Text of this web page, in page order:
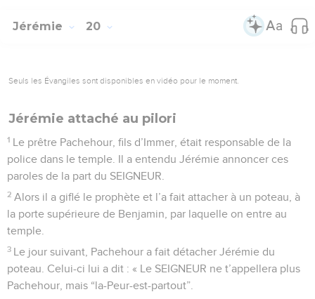
Jérémie 20
Seuls les Évangiles sont disponibles en vidéo pour le moment.
Jérémie attaché au pilori
1 Le prêtre Pachehour, fils d’Immer, était responsable de la
police dans le temple. Il a entendu Jérémie annoncer ces
paroles de la part du SEIGNEUR.
2 Alors il a giflé le prophète et l’a fait attacher à un poteau, à
la porte supérieure de Benjamin, par laquelle on entre au
temple.
3 Le jour suivant, Pachehour a fait détacher Jérémie du
poteau. Celui-ci lui a dit : « Le SEIGNEUR ne t’appellera plus
Pachehour, mais “la-Peur-est-partout”.